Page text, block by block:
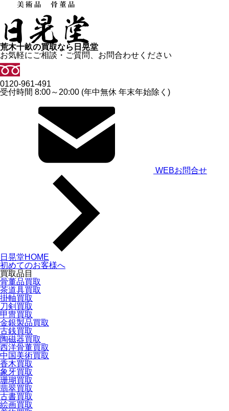
荒木十畝の買取なら日晃堂
お気軽にご相談・ご質問、お問合わせください
0120-961-491
受付時間 8:00～20:00 (年中無休 年末年始除く)
WEBお問合せ
日晃堂HOME
初めてのお客様へ
買取品目
骨董品買取
茶道具買取
掛軸買取
刀剣買取
甲冑買取
金銀製品買取
古銭買取
陶磁器買取
西洋骨董買取
中国美術買取
香木買取
象牙買取
珊瑚買取
翡翠買取
古書買取
絵画買取